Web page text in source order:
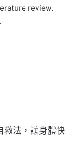
review.
救法，讓身體快